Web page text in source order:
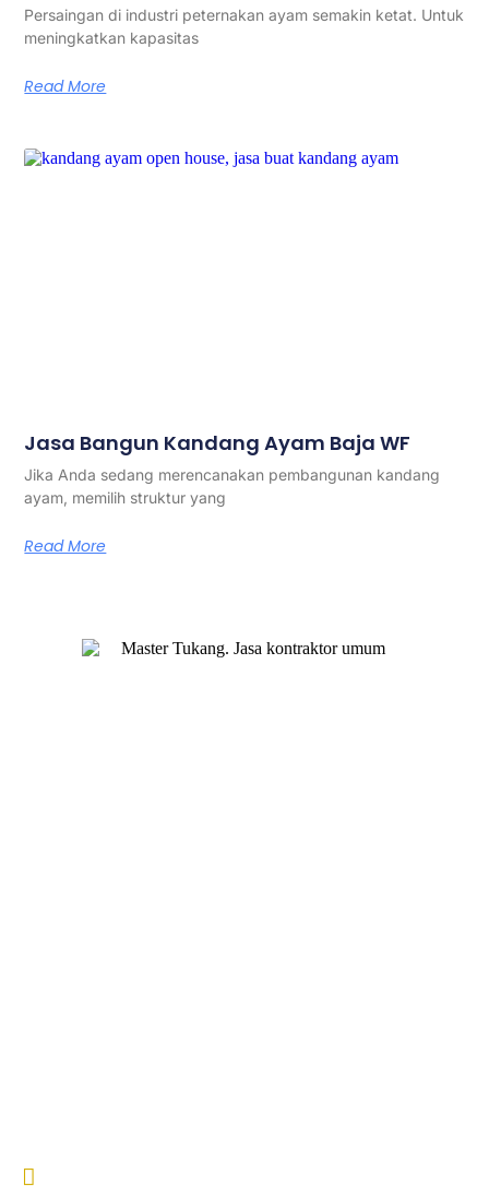
Persaingan di industri peternakan ayam semakin ketat. Untuk
meningkatkan kapasitas
Read More
Jasa Bangun Kandang Ayam Baja WF
Jika Anda sedang merencanakan pembangunan kandang
ayam, memilih struktur yang
Read More
Contact Us